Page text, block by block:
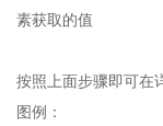
素获取的值
按照上面步骤即可在
图例：